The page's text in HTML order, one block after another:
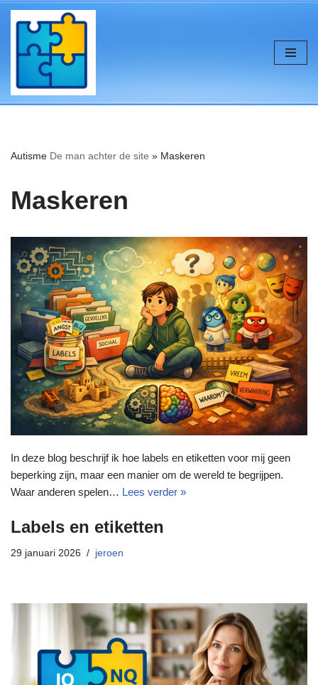
de
inhoud
naar
inhoud
Autisme De man achter de site » Maskeren
Maskeren
In deze blog beschrijf ik hoe labels en etiketten voor mij geen
beperking zijn, maar een manier om de wereld te begrijpen.
Waar anderen spelen… Lees verder »
Labels en etiketten
29 januari 2026 jeroen